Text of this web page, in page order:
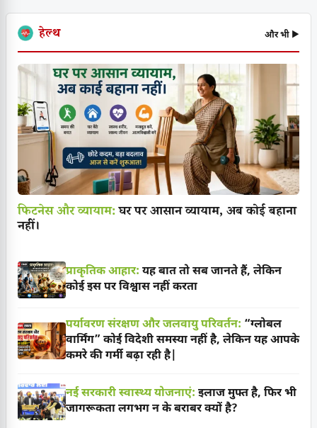
हेल्थ और भी ▶
फिटनेस और व्यायाम:घर पर आसान व्यायाम, अब कोई बहाना
नहीं।
प्राकृतिक आहार: यह बात तो सब जानते हैं, लेकिन
कोई इस पर विश्वास नहीं करता
पर्यावरण संरक्षण और जलवायु परिवर्तन: “ग्लोबल
वार्मिंग” कोई विदेशी समस्या नहीं है, लेकिन यह आपके
कमरे की गर्मी बढ़ा रही है|
नई सरकारी स्वास्थ्य योजनाएं: इलाज मुफ्त है, फिर भी
जागरूकता लगभग न के बराबर क्यों है?